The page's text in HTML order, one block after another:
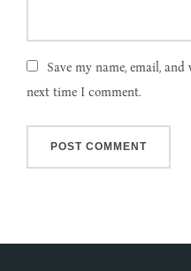
Save my name, email,
next time I comment.